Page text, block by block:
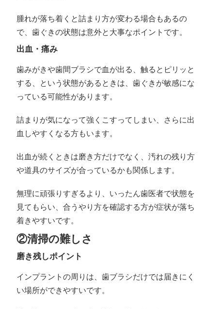
腫れが落ち着くと詰まり方が変わる場合もあるの
で、歯ぐきの状態は意外と大事なポイントです。
出血・痛み
歯みがきや歯間ブラシで血が出る、触るとピリッと
する、という状態があるときは、歯ぐきが敏感にな
っている可能性があります。
詰まりが気になって強くこすってしまい、さらに出
血しやすくなる方もいます。
出血が続くときは磨き方だけでなく、汚れの残り方
や道具のサイズが合っているかも関係します。
無理に頑張りすぎるより、いったん歯医者で状態を
見てもらい、合うやり方を確認する方が症状が落ち
着きやすいです。
②清掃の難しさ
磨き残しポイント
インプラントの周りは、歯ブラシだけでは届きにく
い場所ができやすいです。